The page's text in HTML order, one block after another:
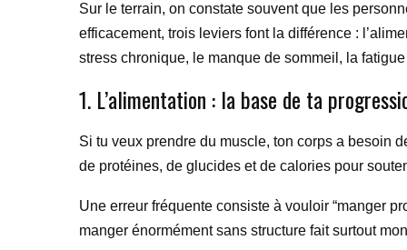
Sur le terrain, on constate souvent que les
efficacement, trois leviers font la différence :
stress chronique, le manque de sommeil, la
1. L’alimentation : la base de ta
Si tu veux prendre du muscle, ton corps a besoin
de protéines, de glucides et de calories pour
Une erreur fréquente consiste à vouloir “manger
manger énormément sans structure fait surtout